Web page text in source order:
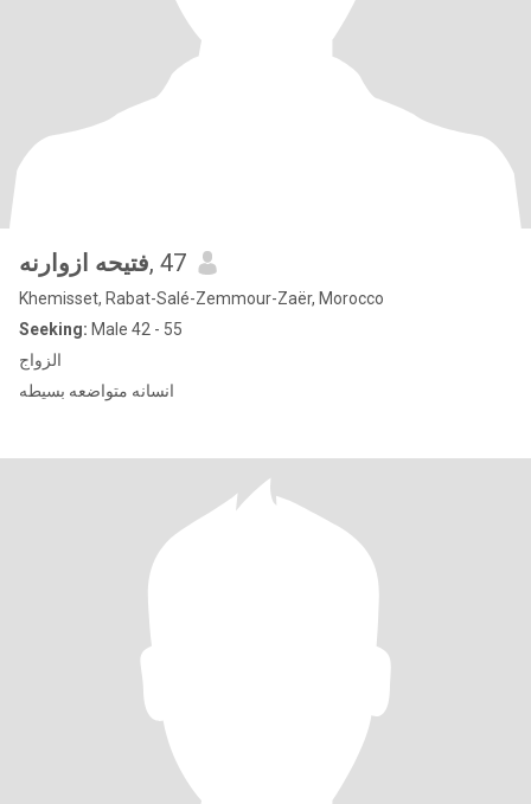
فتيحه ازوارنه, 47
Khemisset, Rabat-Salé-Zemmour-Zaër, Morocco
Seeking: Male 42 - 55
الزواج
انسانه متواضعه بسيطه